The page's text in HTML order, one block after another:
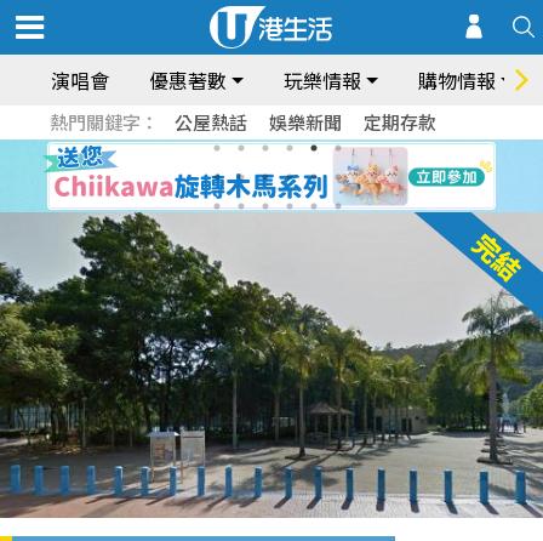
演唱會 優惠著數 玩樂情報 購物情報
熱門關鍵字： 公屋熱話 娛樂新聞 定期存款